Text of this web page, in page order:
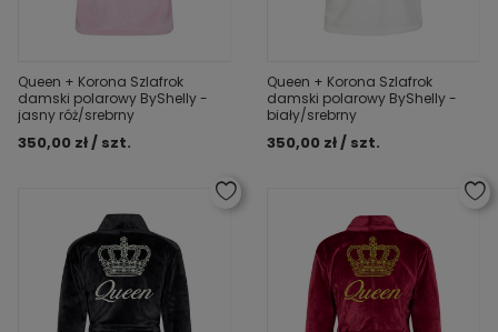
Queen + Korona Szlafrok
damski polarowy ByShelly -
jasny róż/srebrny
350,00 zł / szt.
Queen + Korona Szlafrok
damski polarowy ByShelly -
biały/srebrny
350,00 zł / szt.